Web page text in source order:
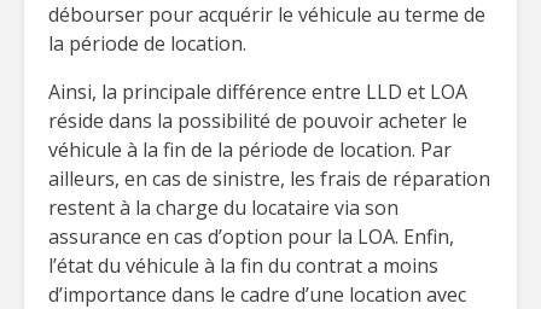
débourser pour acquérir le véhicule au terme de
la période de location.
Ainsi, la principale différence entre LLD et LOA
réside dans la possibilité de pouvoir acheter le
véhicule à la fin de la période de location. Par
ailleurs, en cas de sinistre, les frais de réparation
restent à la charge du locataire via son
assurance en cas d’option pour la LOA. Enfin,
l’état du véhicule à la fin du contrat a moins
d’importance dans le cadre d’une location avec